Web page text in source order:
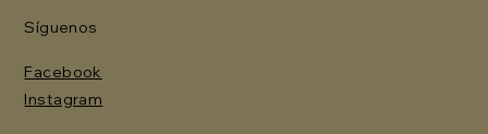
Síguenos
Facebook
Instagram